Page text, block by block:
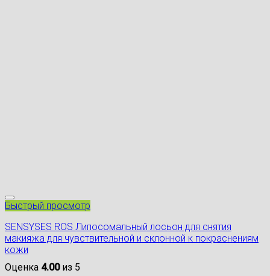
Быстрый просмотр
SENSYSES ROS Липосомальный лосьон для снятия
макияжа для чувствительной и склонной к покраснениям
кожи
Оценка 4.00из 5